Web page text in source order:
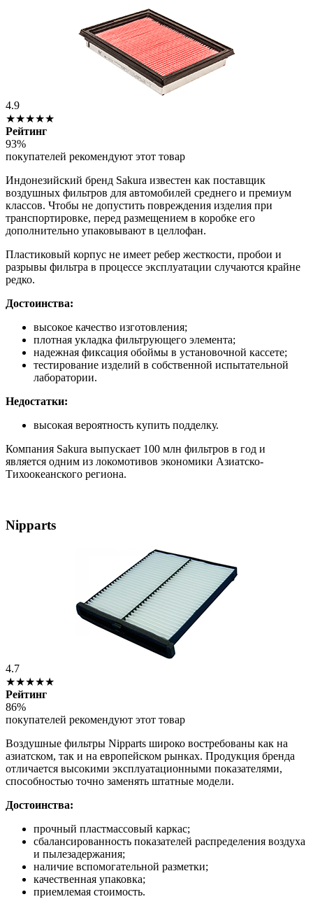
4.9
★★★★★
Рейтинг
93%
покупателей рекомендуют этот товар
Индонезийский бренд Sakura известен как поставщик
воздушных фильтров для автомобилей среднего и премиум
классов. Чтобы не допустить повреждения изделия при
транспортировке, перед размещением в коробке его
дополнительно упаковывают в целлофан.
Пластиковый корпус не имеет ребер жесткости, пробои и
разрывы фильтра в процессе эксплуатации случаются крайне
редко.
Достоинства:
высокое качество изготовления;
плотная укладка фильтрующего элемента;
надежная фиксация обоймы в установочной кассете;
тестирование изделий в собственной испытательной
лаборатории.
Недостатки:
высокая вероятность купить подделку.
Компания Sakura выпускает 100 млн фильтров в год и
является одним из локомотивов экономики Азиатско-
Тихоокеанского региона.
Nipparts
4.7
★★★★★
Рейтинг
86%
покупателей рекомендуют этот товар
Воздушные фильтры Nipparts широко востребованы как на
азиатском, так и на европейском рынках. Продукция бренда
отличается высокими эксплуатационными показателями,
способностью точно заменять штатные модели.
Достоинства:
прочный пластмассовый каркас;
сбалансированность показателей распределения воздуха
и пылезадержания;
наличие вспомогательной разметки;
качественная упаковка;
приемлемая стоимость.